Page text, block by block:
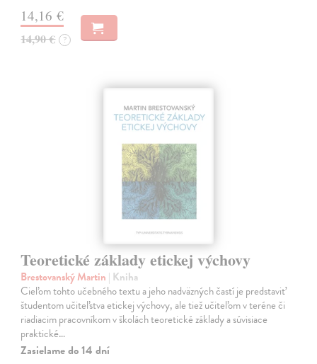
14,16 €
14,90 € ?
Teoretické základy etickej výchovy
Brestovanský Martin | Kniha
Cieľom tohto učebného textu a jeho nadväzných častí je predstaviť
študentom učiteľstva etickej výchovy, ale tiež učiteľom v teréne či
riadiacim pracovníkom v školách teoretické základy a súvisiace
praktické…
Zasielame do 14 dní